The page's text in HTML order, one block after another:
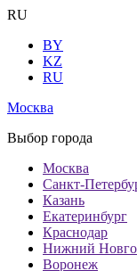
RU
BY
KZ
RU
Москва
Выбор города
Москва
Санкт-
Казань
Екатеринбург
Краснодар
Нижний
Воронеж